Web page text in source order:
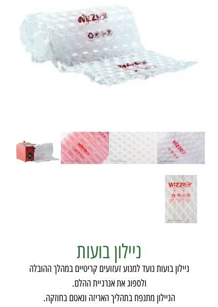
ניילון בועות
ניילון בועות נועד למנוע זעזועים קריטיים במהלך ההובלה
ולספוג את אנרגיית ההלם.
הניילון מתנפח בתהליך האריזה ונאטם בחוזקה.